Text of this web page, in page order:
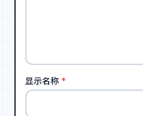
显示名称 *